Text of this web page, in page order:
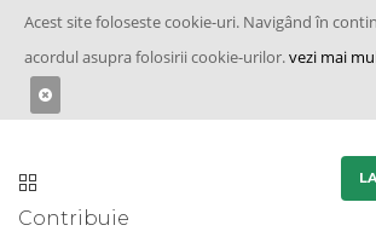
Acest site foloseste cookie-uri. Navigând în
acordul asupra folosirii cookie-urilor.vezi mai
Contribuie